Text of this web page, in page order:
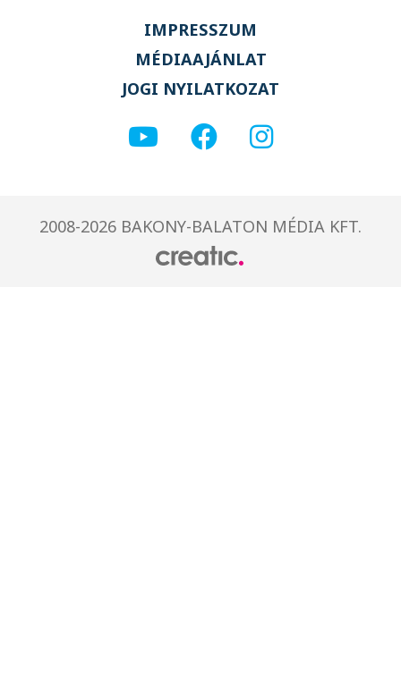
IMPRESSZUM
MÉDIAAJÁNLAT
JOGI NYILATKOZAT
2008-2026 BAKONY-BALATON MÉDIA KFT.